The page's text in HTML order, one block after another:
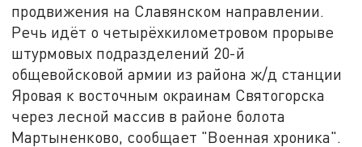
продвижения на Славянском направлении.
Речь идёт о четырёхкилометровом прорыве
штурмовых подразделений 20-й
общевойсковой армии из района ж/д станции
Яровая к восточным окраинам Святогорска
через лесной массив в районе болота
Мартыненково, сообщает "Военная хроника".